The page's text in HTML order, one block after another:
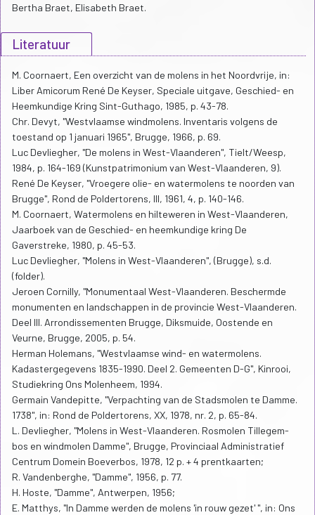
Bertha Braet, Elisabeth Braet.
Literatuur
M. Coornaert, Een overzicht van de molens in het Noordvrije, in:
Liber Amicorum René De Keyser, Speciale uitgave, Geschied- en
Heemkundige Kring Sint-Guthago, 1985, p. 43-78.
Chr. Devyt, "Westvlaamse windmolens. Inventaris volgens de
toestand op 1 januari 1965", Brugge, 1966, p. 69.
Luc Devliegher, "De molens in West-Vlaanderen", Tielt/Weesp,
1984, p. 164-169 (Kunstpatrimonium van West-Vlaanderen, 9).
René De Keyser, "Vroegere olie- en watermolens te noorden van
Brugge", Rond de Poldertorens, III, 1961, 4, p. 140-146.
M. Coornaert, Watermolens en hilteweren in West-Vlaanderen,
Jaarboek van de Geschied- en heemkundige kring De
Gaverstreke, 1980, p. 45-53.
Luc Devliegher, "Molens in West-Vlaanderen", (Brugge), s.d.
(folder).
Jeroen Cornilly, "Monumentaal West-Vlaanderen. Beschermde
monumenten en landschappen in de provincie West-Vlaanderen.
Deel III. Arrondissementen Brugge, Diksmuide, Oostende en
Veurne, Brugge, 2005, p. 54.
Herman Holemans, "Westvlaamse wind- en watermolens.
Kadastergegevens 1835-1990. Deel 2. Gemeenten D-G", Kinrooi,
Studiekring Ons Molenheem, 1994.
Germain Vandepitte, "Verpachting van de Stadsmolen te Damme.
1738", in: Rond de Poldertorens, XX, 1978, nr. 2, p. 65-84.
L. Devliegher, "Molens in West-Vlaanderen. Rosmolen Tillegem-
bos en windmolen Damme", Brugge, Provinciaal Administratief
Centrum Domein Boeverbos, 1978, 12 p. + 4 prentkaarten;
R. Vandenberghe, "Damme", 1956, p. 77.
H. Hoste, "Damme", Antwerpen, 1956;
E. Matthys, "In Damme werden de molens 'in rouw gezet' ", in: Ons